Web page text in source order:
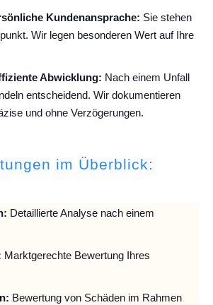
Kundenansprache: Sie stehen
Wir legen besonderen Wert auf Ihre
Abwicklung: Nach einem Unfall
entscheidend. Wir dokumentieren
und ohne Verzögerungen.
im Überblick:
Detaillierte Analyse nach einem
Marktgerechte Bewertung Ihres
Bewertung von Schäden im Rahmen